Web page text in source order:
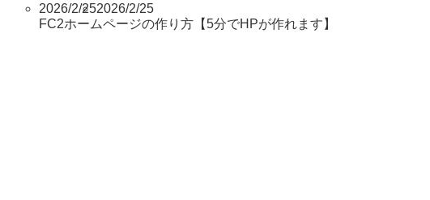
2026/2/252026/2/25
FC2ホームページの作り方【5分でHPが作れます】